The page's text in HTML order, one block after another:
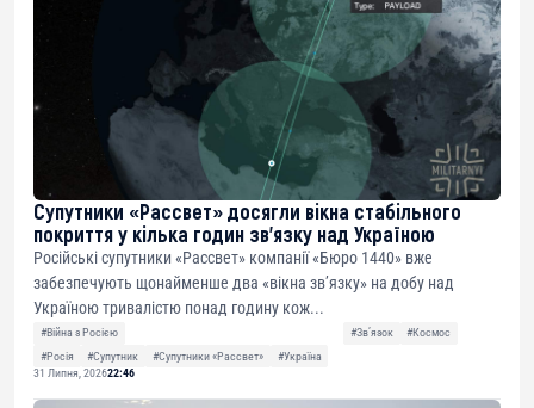
Супутники «Рассвет» досягли вікна стабільного
покриття у кілька годин зв’язку над Україною
Російські супутники «Рассвет» компанії «Бюро 1440» вже
забезпечують щонайменше два «вікна зв’язку» на добу над
Україною тривалістю понад годину кож...
#Війна з Росією #Звʼязок
#Космос
#Росія
#Супутник #Супутники «Рассвет»
#Україна
31 Липня, 202622:46